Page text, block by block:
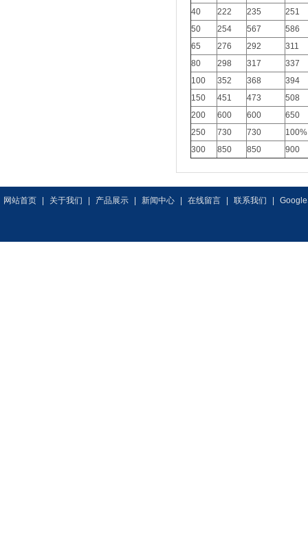
40
222 235
251
50
254 567
586
65
276 292
311
80
298 317
337
100
352 368
394
150
451 473
508
200
600 600
650
250
730 730
100%
300
850 850 900
网站首页 关于我们 产品展示 新闻中心 在线留言 联系我们